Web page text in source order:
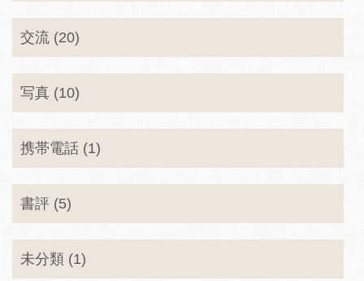
交流 (20)
写真 (10)
携帯電話 (1)
書評 (5)
未分類 (1)